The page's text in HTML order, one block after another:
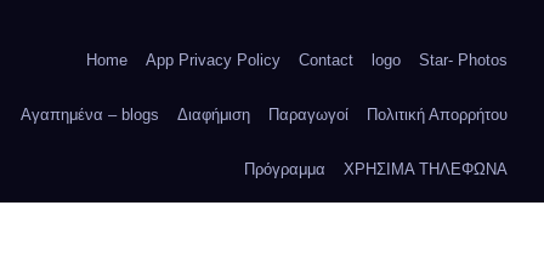
Home App Privacy Policy Contact logo Star- Photos
Αγαπημένα – blogs Διαφήμιση Παραγωγοί Πολιτική Απορρήτου
Πρόγραμμα ΧΡΗΣΙΜΑ ΤΗΛΕΦΩΝΑ